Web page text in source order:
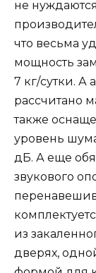
не
что весьма
мощность
7 кг/сутки. А
рассчитано
также
уровень
дБ. А еще
звукового
из
дверях,